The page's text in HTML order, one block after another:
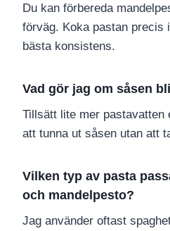
Du kan förbereda
förväg. Koka pastan precis
bästa konsistens.
Vad gör jag om såsen
Tillsätt lite mer
att tunna ut såsen utan att
Vilken typ av pasta
och mandelpesto?
Jag använder oftast